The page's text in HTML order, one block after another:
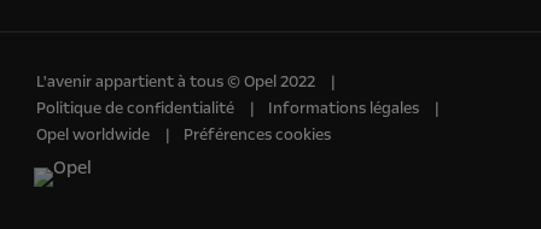
L'avenir appartient à tous © Opel 2022
Politique de confidentialité
Informations légales
Opel worldwide
Préférences cookies